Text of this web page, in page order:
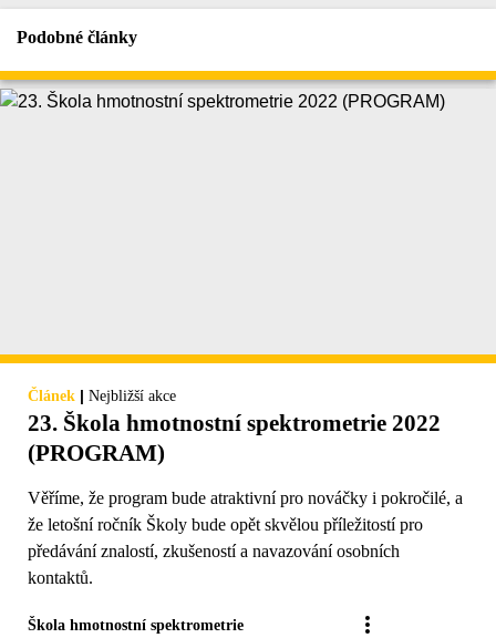
Podobné články
Článek | Nejbližší akce
23. Škola hmotnostní spektrometrie 2022
(PROGRAM)
Věříme, že program bude atraktivní pro nováčky i pokročilé, a
že letošní ročník Školy bude opět skvělou příležitostí pro
předávání znalostí, zkušeností a navazování osobních
kontaktů.
Škola hmotnostní spektrometrie